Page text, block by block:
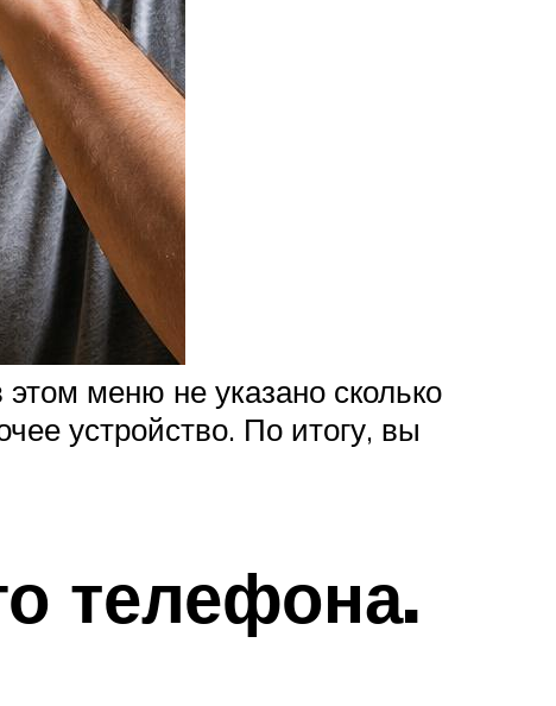
этом меню не указано сколько
устройство. По итогу, вы
телефона.